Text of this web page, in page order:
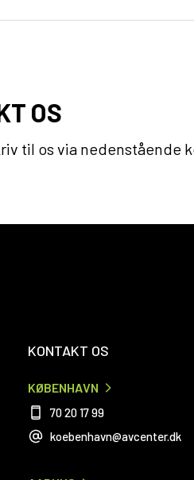
OS
til os via nedenstående
KONTAKT OS
KØBENHAVN
70 20 17 99
koebenhavn@avcenter.dk